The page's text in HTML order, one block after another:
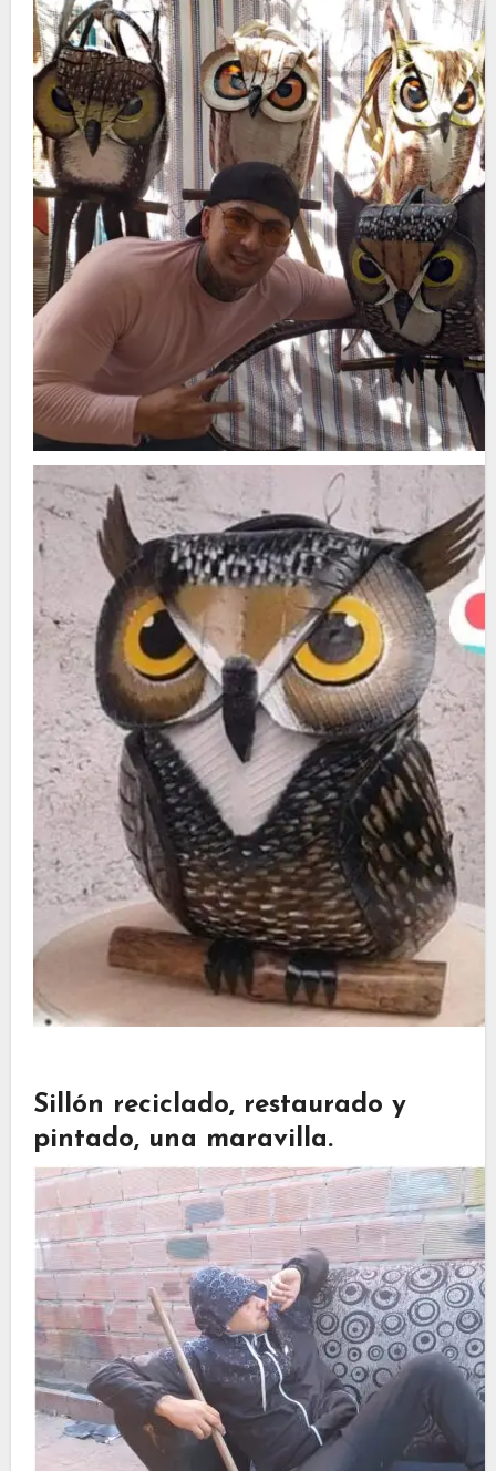
Sillón reciclado, restaurado y
pintado, una maravilla.